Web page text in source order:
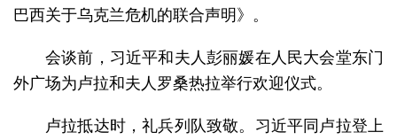
巴西关于乌克兰危机的联合声明》。
会谈前，习近平和夫人彭丽媛在人民大会堂东门
外广场为卢拉和夫人罗桑热拉举行欢迎仪式。
卢拉抵达时，礼兵列队致敬。习近平同卢拉登上